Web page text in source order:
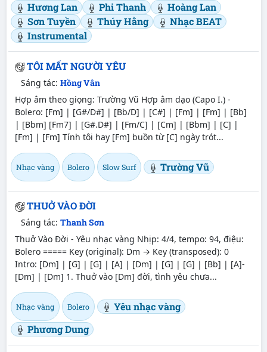
Hương Lan
Phi Thanh
Hoàng Lan
Sơn Tuyền
Thúy Hằng
Nhạc BEAT
Instrumental
TÔI MẤT NGƯỜI YÊU
Sáng tác: Hồng Vân
Hợp âm theo giọng: Trường Vũ Hợp âm dạo (Capo I.) -
Bolero: [Fm] | [G#/D#] | [Bb/D] | [C#] | [Fm] | [Fm] | [Bb]
| [Bbm] [Fm7] | [G#.D#] | [Fm/C] | [Cm] | [Bbm] | [C] |
[Fm] | [Fm] Tính tôi hay [Fm] buồn từ [C] ngày trót...
Nhạc vàng Bolero Slow Surf Trường Vũ
THUỞ VÀO ĐỜI
Sáng tác: Thanh Sơn
Thuở Vào Đời - Yêu nhạc vàng Nhịp: 4/4, tempo: 94, điệu:
Bolero ===== Key (original): Dm → Key (transposed): 0
Intro: [Dm] | [G] | [G] | [A] | [Dm] | [G] | [G] | [Bb] | [A]-
[Dm] | [Dm] 1. Thuở vào [Dm] đời, tình yêu chưa...
Nhạc vàng Bolero
Yêu nhạc vàng
Phương Dung